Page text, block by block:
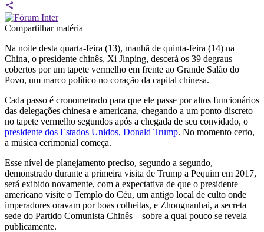
Compartilhar matéria
Na noite desta quarta-feira (13), manhã de quinta-feira (14) na
China, o presidente chinês, Xi Jinping, descerá os 39 degraus
cobertos por um tapete vermelho em frente ao Grande Salão do
Povo, um marco político no coração da capital chinesa.
Cada passo é cronometrado para que ele passe por altos funcionários
das delegações chinesa e americana, chegando a um ponto discreto
no tapete vermelho segundos após a chegada de seu convidado, o
presidente dos Estados Unidos, Donald Trump. No momento certo,
a música cerimonial começa.
Esse nível de planejamento preciso, segundo a segundo,
demonstrado durante a primeira visita de Trump a Pequim em 2017,
será exibido novamente, com a expectativa de que o presidente
americano visite o Templo do Céu, um antigo local de culto onde
imperadores oravam por boas colheitas, e Zhongnanhai, a secreta
sede do Partido Comunista Chinês – sobre a qual pouco se revela
publicamente.